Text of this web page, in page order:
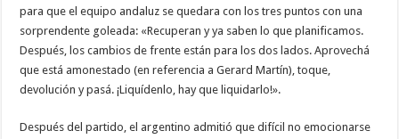
para que el equipo andaluz se quedara con los tres puntos con una
sorprendente goleada: «Recuperan y ya saben lo que planificamos.
Después, los cambios de frente están para los dos lados. Aprovechá
que está amonestado (en referencia a Gerard Martín), toque,
devolución y pasá. ¡Liquídenlo, hay que liquidarlo!».
Después del partido, el argentino admitió que difícil no emocionarse